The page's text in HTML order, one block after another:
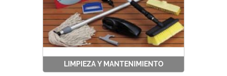
LIMPIEZA Y MANTENIMIENTO